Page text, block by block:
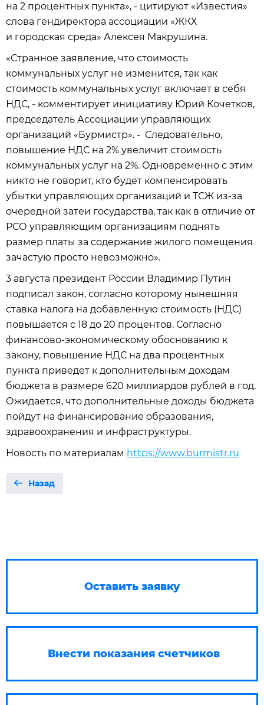
на 2 процентных пункта», - цитируют «Известия»
слова гендиректора ассоциации «ЖКХ
и городская среда» Алексея Макрушина.
«Странное заявление, что стоимость
коммунальных услуг не изменится, так как
стоимость коммунальных услуг включает в себя
НДС, - комментирует инициативу Юрий Кочетков,
председатель Ассоциации управляющих
организаций «Бурмистр». - Следовательно,
повышение НДС на 2% увеличит стоимость
коммунальных услуг на 2%. Одновременно с этим
никто не говорит, кто будет компенсировать
убытки управляющих организаций и ТСЖ из-за
очередной затеи государства, так как в отличие от
РСО управляющим организациям поднять
размер платы за содержание жилого помещения
зачастую просто невозможно».
3 августа президент России Владимир Путин
подписал закон, согласно которому нынешняя
ставка налога на добавленную стоимость (НДС)
повышается с 18 до 20 процентов. Согласно
финансово-экономическому обоснованию к
закону, повышение НДС на два процентных
пункта приведет к дополнительным доходам
бюджета в размере 620 миллиардов рублей в год.
Ожидается, что дополнительные доходы бюджета
пойдут на финансирование образования,
здравоохранения и инфраструктуры.
Новость по материалам https://www.burmistr.ru
Назад
Оставить заявку
Внести показания счетчиков